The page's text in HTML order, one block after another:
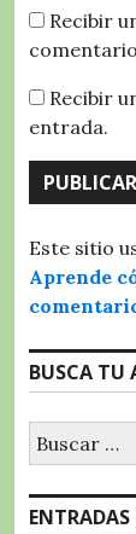
Recibir
Recibir
entrada.
Este sitio
Aprende
BUSCA TU
ENTRADAS